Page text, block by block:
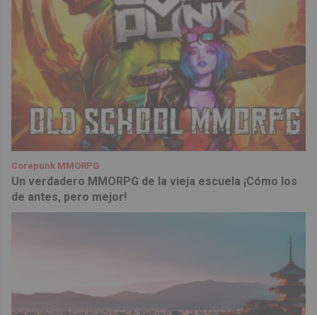
Corepunk MMORPG
Un verdadero MMORPG de la vieja escuela ¡Cómo los
de antes, pero mejor!